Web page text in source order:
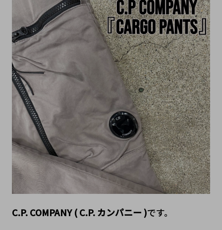
C.P. COMPANY ( C.P. カンパニー )です。